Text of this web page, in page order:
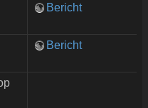
Bericht
Bericht